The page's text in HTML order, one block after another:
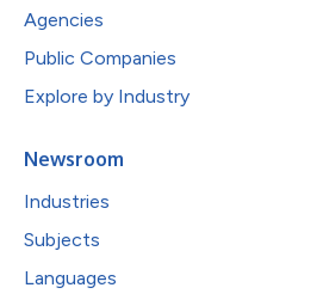
Agencies
Public Companies
Explore by Industry
Newsroom
Industries
Subjects
Languages